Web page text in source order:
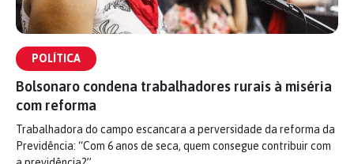
POLÍTICA
Bolsonaro condena trabalhadores rurais à miséria
com reforma
Trabalhadora do campo escancara a perversidade da reforma da
Previdência: “Com 6 anos de seca, quem consegue contribuir com